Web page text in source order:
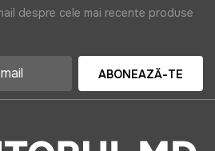
despre cele mai recente produse
ABONEAZĂ-TE